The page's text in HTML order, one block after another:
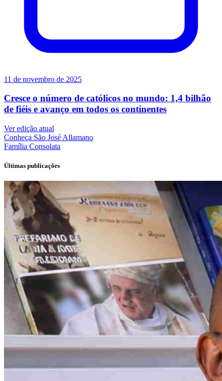
11 de novembro de 2025
Cresce o número de católicos no mundo: 1,4 bilhão
de fiéis e avanço em todos os continentes
Ver edição atual
Conheça São José Allamano
Família Consolata
Últimas publicações